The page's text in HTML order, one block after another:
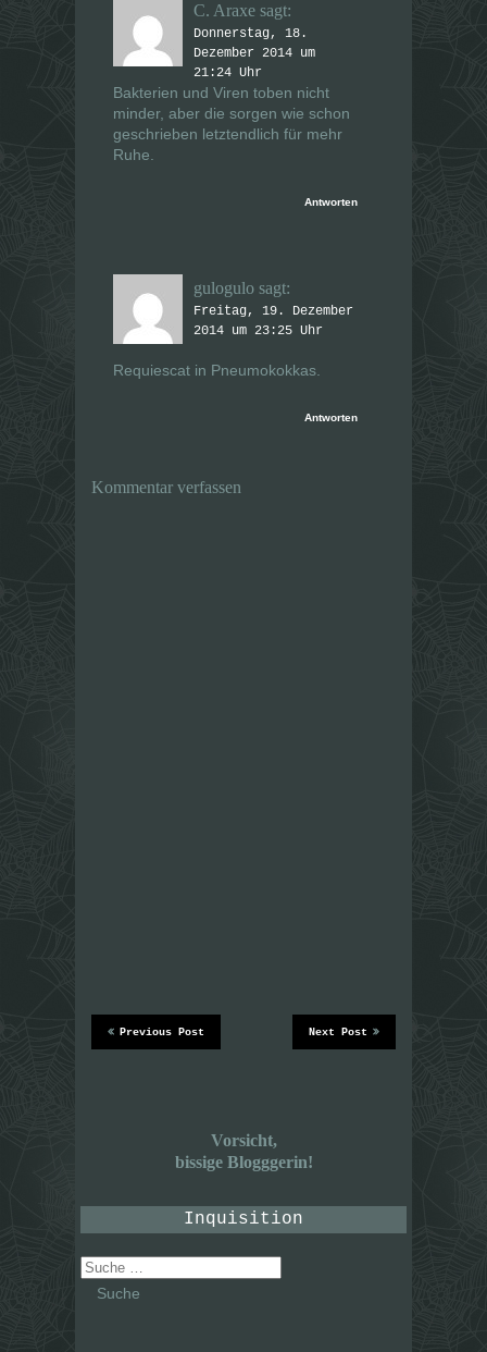
C. Araxe sagt:
Donnerstag, 18.
Dezember 2014 um
21:24 Uhr
Bakterien und Viren toben nicht
minder, aber die sorgen wie schon
geschrieben letztendlich für mehr
Ruhe.
Antworten
gulogulo sagt:
Freitag, 19. Dezember
2014 um 23:25 Uhr
Requiescat in Pneumokokkas.
Antworten
Kommentar verfassen
Next Post
Previous Post
Vorsicht,
bissige Blogggerin!
Inquisition
Suche
nach: